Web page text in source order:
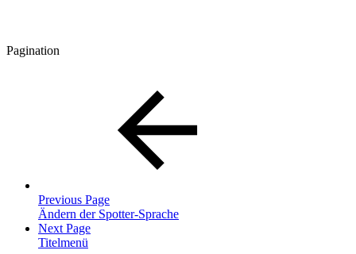
Pagination
Previous Page
Ändern der Spotter-Sprache
Next Page
Titelmenü